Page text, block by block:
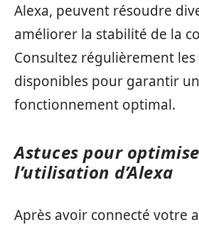
Alexa, peuvent résoudre
améliorer la stabilité de la
Consultez régulièrement
disponibles pour garantir un
fonctionnement optimal.
Astuces pour
l’utilisation d’Alexa
Après avoir connecté votre